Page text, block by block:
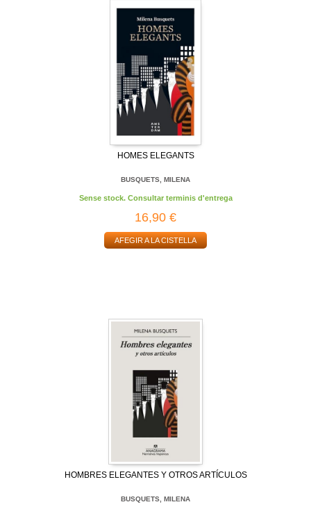
HOMES ELEGANTS
BUSQUETS, MILENA
Sense stock. Consultar terminis d'entrega
16,90 €
AFEGIR A LA CISTELLA
HOMBRES ELEGANTES Y OTROS ARTÍCULOS
BUSQUETS, MILENA